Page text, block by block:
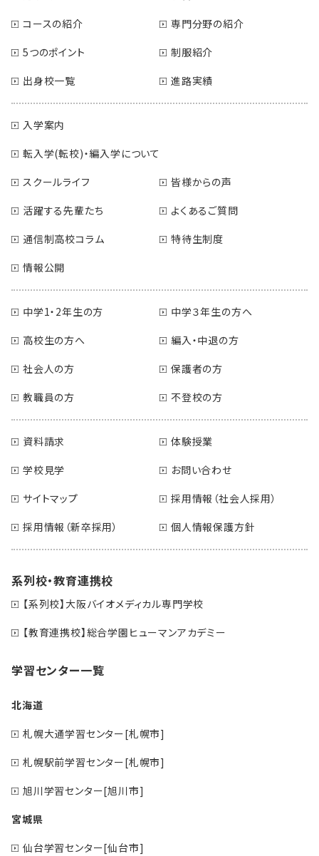
コースの紹介
専門分野の紹介
5つのポイント
制服紹介
出身校一覧
進路実績
入学案内
転入学(転校)・編入学について
スクールライフ
皆様からの声
活躍する先輩たち
よくあるご質問
通信制高校コラム
特待生制度
情報公開
中学1・2年生の方
中学３年生の方へ
高校生の方へ
編入・中退の方
社会人の方
保護者の方
教職員の方
不登校の方
資料請求
体験授業
学校見学
お問い合わせ
サイトマップ
採用情報（社会人採用）
採用情報（新卒採用）
個人情報保護方針
系列校・教育連携校
【系列校】大阪バイオメディカル専門学校
【教育連携校】総合学園ヒューマンアカデミー
学習センター一覧
北海道
札幌大通学習センター[札幌市]
札幌駅前学習センター[札幌市]
旭川学習センター[旭川市]
宮城県
仙台学習センター[仙台市]